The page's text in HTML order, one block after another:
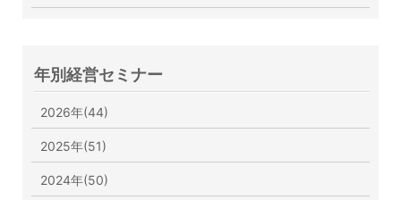
年別経営セミナー
2026年(44)
2025年(51)
2024年(50)